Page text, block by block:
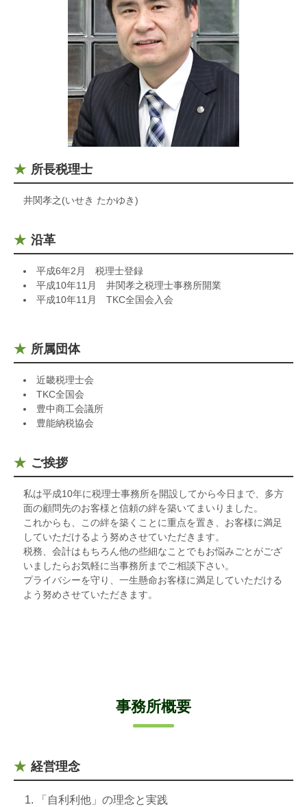
所長税理士
井関孝之(いせき たかゆき)
沿革
平成6年2月 税理士登録
平成10年11月 井関孝之税理士事務所開業
平成10年11月 TKC全国会入会
所属団体
近畿税理士会
TKC全国会
豊中商工会議所
豊能納税協会
ご挨拶
私は平成10年に税理士事務所を開設してから今日まで、多方
面の顧問先のお客様と信頼の絆を築いてまいりました。
これからも、この絆を築くことに重点を置き、お客様に満足
していただけるよう努めさせていただきます。
税務、会計はもちろん他の些細なことでもお悩みごとがござ
いましたらお気軽に当事務所までご相談下さい。
プライバシーを守り、一生懸命お客様に満足していただける
よう努めさせていただきます。
事務所概要
経営理念
「自利利他」の理念と実践